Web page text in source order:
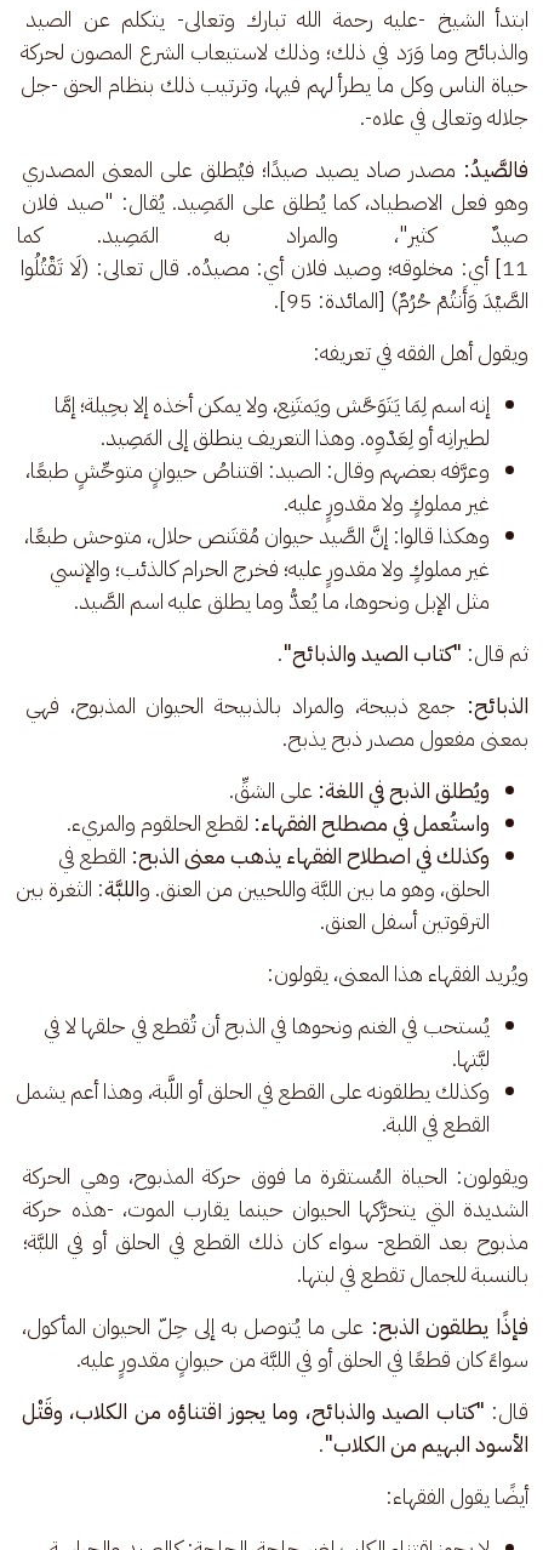
ابتدأ الشيخ -عليه رحمة الله تبارك وتعالى- يتكلم عن الصيد
والذبائح وما وَرَد في ذلك؛ وذلك لاستيعاب الشرع المصون لحركة
حياة الناس وكل ما يطرأ لهم فيها، وترتيب ذلك بنظام الحق -جل
جلاله وتعالى في علاه-.
فالصَّيدُ: مصدر صاد يصيد صيدًا؛ فيُطلق على المعنى المصدري
وهو فعل الاصطياد، كما يُطلق على المَصِيد. يُقال: "صيد فلان
صيدٌ كثير"، والمراد به المَصِيد.
11] أي: مخلوقه؛ وصيد فلان أي: مصيدُه. قال تعالى: (لَا تَقْتُلُوا
الصَّيْدَ وَأَنتُمْ حُرُمٌ) [المائدة: 95].
ويقول أهل الفقه في تعريفه:
إنه اسم لِمَا يَتَوَحَّش ويَمتَنِع، ولا يمكن أخذه إلا بحِيلة؛ إمَّا
لطيرانِه أو لِعَدْوِه. وهذا التعريف ينطلق إلى المَصِيد.
وعرَّفه بعضهم وقال: الصيد: اقتناصُ حيوانٍ متوحِّشٍ طبعًا،
غير مملوكٍ ولا مقدورٍ عليه.
وهكذا قالوا: إنَّ الصَّيد حيوان مُقتَنص حلال، متوحش طبعًا،
غير مملوكٍ ولا مقدورٍ عليه؛ فخرج الحرام كالذئب؛ والإنسي
مثل الإبل ونحوها، ما يُعدُّ وما يطلق عليه اسم الصَّيد.
ثم قال: "كتاب الصيد والذبائح".
الذبائح: جمع ذبيحة، والمراد بالذبيحة الحيوان المذبوح، فهي
بمعنى مفعول مصدر ذبح يذبح.
ويُطلق الذبح في اللغة: على الشقِّ.
واستُعمل في مصطلح الفقهاء: لقطع الحلقوم والمريء.
وكذلك في اصطلاح الفقهاء يذهب معنى الذبح: القطع في
الحلق، وهو ما بين اللبَّة واللحيين من العنق. واللبَّة: الثغرة بين
الترقوتين أسفل العنق.
ويُريد الفقهاء هذا المعنى، يقولون:
يُستحب في الغنم ونحوها في الذبح أن تُقطع في حلقها لا في
لبَّتها.
وكذلك يطلقونه على القطع في الحلق أو اللَّبة، وهذا أعم يشمل
القطع في اللبة.
ويقولون: الحياة المُستقرة ما فوق حركة المذبوح، وهي الحركة
الشديدة التي يتحرَّكها الحيوان حينما يقارب الموت، -هذه حركة
مذبوح بعد القطع- سواء كان ذلك القطع في الحلق أو في اللبَّة؛
بالنسبة للجمال تقطع في لبتها.
فإذًا يطلقون الذبح: على ما يُتوصل به إلى حِلّ الحيوان المأكول،
سواءً كان قطعًا في الحلق أو في اللبَّة من حيوانٍ مقدورٍ عليه.
قال: "كتاب الصيد والذبائح، وما يجوز اقتناؤه من الكلاب، وقَتْل
الأسود البهيم من الكلاب".
أيضًا يقول الفقهاء: